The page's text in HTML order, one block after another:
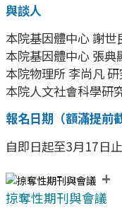
與談人
本院基因體中心 謝世
本院基因體中心 張典
本院物理所 李尚凡 研
本院人文社會科學研
報名日期（額滿提前
自即日起至3月17日止
+
掠奪性期刊與會議